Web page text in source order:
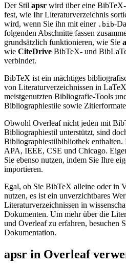
Der Stil apsr wird über eine BibTeX-
fest, wie Ihr Literaturverzeichnis
wird, wenn Sie ihn mit einer .bib-
folgenden Abschnitte fassen
grundsätzlich funktionieren, wie Sie
wie CiteDrive BibTeX- und
verbindet.
BibTeX ist ein mächtiges
von Literaturverzeichnissen in
meistgenutzten Bibliografie-Tools
Bibliographiestile sowie
Obwohl Overleaf nicht jeden mit
Bibliographiestil unterstützt, sind
Bibliographiestilbibliothek enthalten.
APA, IEEE, CSE und Chicago.
Sie ebenso nutzen, indem Sie Ihre
importieren.
Egal, ob Sie BibTeX alleine oder in
nutzen, es ist ein unverzichtbares
Literaturverzeichnissen in
Dokumenten. Um mehr über die
und Overleaf zu erfahren, besuchen
Dokumentation.
apsr in Overleaf